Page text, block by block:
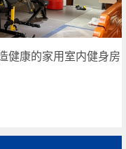
康的家用室内健身房